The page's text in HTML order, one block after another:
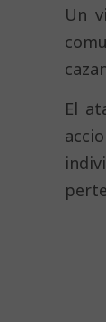
Un
El